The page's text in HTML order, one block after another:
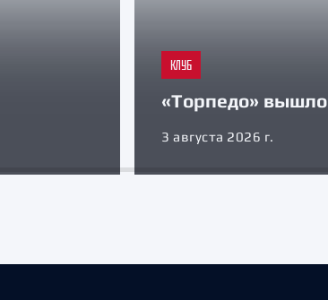
КЛУБ
«Торпедо» вышло
3 августа 2026 г.